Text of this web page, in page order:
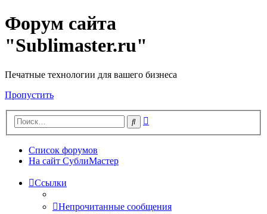
Форум сайта
"Sublimaster.ru"
Печатные технологии для вашего бизнеса
Пропустить
Поиск
Список форумов
На сайт СублиМастер
Ссылки
Непрочитанные сообщения